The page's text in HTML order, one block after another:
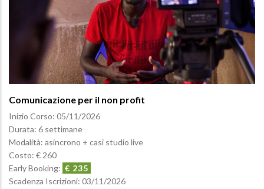
Comunicazione per il non profit
Inizio Corso: 05/11/2026
Durata: 6 settimane
Modalità: asincrono + casi studio live
Costo: € 260
Early Booking: € 235
Scadenza Iscrizioni: 03/11/2026